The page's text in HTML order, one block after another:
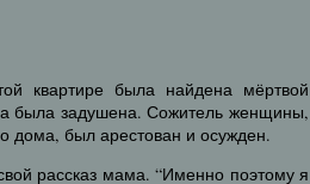
квартире была найдена мёртвой
была задушена. Сожитель женщины,
дома, был арестован и осужден.
рассказ мама. “Именно поэтому я